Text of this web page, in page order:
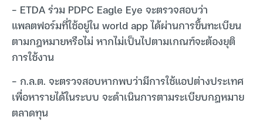
– ETDA ร่วม PDPC Eagle Eye จะตรวจสอบว่า
แพลตฟอร์มที่ใช้อยู่ใน world app ได้ผ่านการขึ้นทะเบียน
ตามกฎหมายหรือไม่ หากไม่เป็นไปตามเกณฑ์จะต้องยุติ
การใช้งาน
– ก.ล.ต. จะตรวจสอบหากพบว่ามีการใช้แอปต่างประเทศ
เพื่อหารายได้ในระบบ จะดำเนินการตามระเบียบกฎหมาย
ตลาดทุน